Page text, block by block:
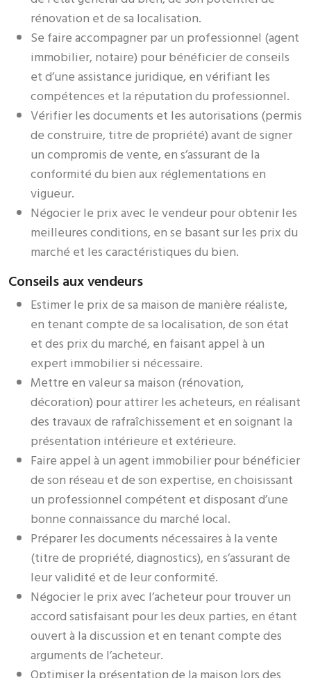
rénovation et de sa localisation.
Se faire accompagner par un professionnel (agent
immobilier, notaire) pour bénéficier de conseils
et d’une assistance juridique, en vérifiant les
compétences et la réputation du professionnel.
Vérifier les documents et les autorisations (permis
de construire, titre de propriété) avant de signer
un compromis de vente, en s’assurant de la
conformité du bien aux réglementations en
vigueur.
Négocier le prix avec le vendeur pour obtenir les
meilleures conditions, en se basant sur les prix du
marché et les caractéristiques du bien.
Conseils aux vendeurs
Estimer le prix de sa maison de manière réaliste,
en tenant compte de sa localisation, de son état
et des prix du marché, en faisant appel à un
expert immobilier si nécessaire.
Mettre en valeur sa maison (rénovation,
décoration) pour attirer les acheteurs, en réalisant
des travaux de rafraîchissement et en soignant la
présentation intérieure et extérieure.
Faire appel à un agent immobilier pour bénéficier
de son réseau et de son expertise, en choisissant
un professionnel compétent et disposant d’une
bonne connaissance du marché local.
Préparer les documents nécessaires à la vente
(titre de propriété, diagnostics), en s’assurant de
leur validité et de leur conformité.
Négocier le prix avec l’acheteur pour trouver un
accord satisfaisant pour les deux parties, en étant
ouvert à la discussion et en tenant compte des
arguments de l’acheteur.